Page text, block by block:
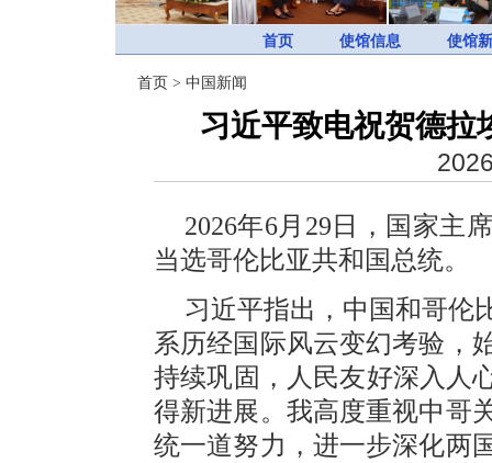
首页 使馆信息 使馆
首页 > 中国新闻
习近平致电祝贺德拉
2026年6月29日，国家主
当选哥伦比亚共和国总统。
习近平指出，中国和哥伦
系历经国际风云变幻考验，
持续巩固，人民友好深入人
得新进展。我高度重视中哥
统一道努力，进一步深化两